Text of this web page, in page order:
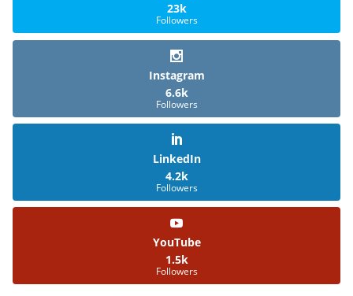
23k
Followers
Instagram
6.6k
Followers
LinkedIn
4.2k
Followers
YouTube
1.5k
Followers